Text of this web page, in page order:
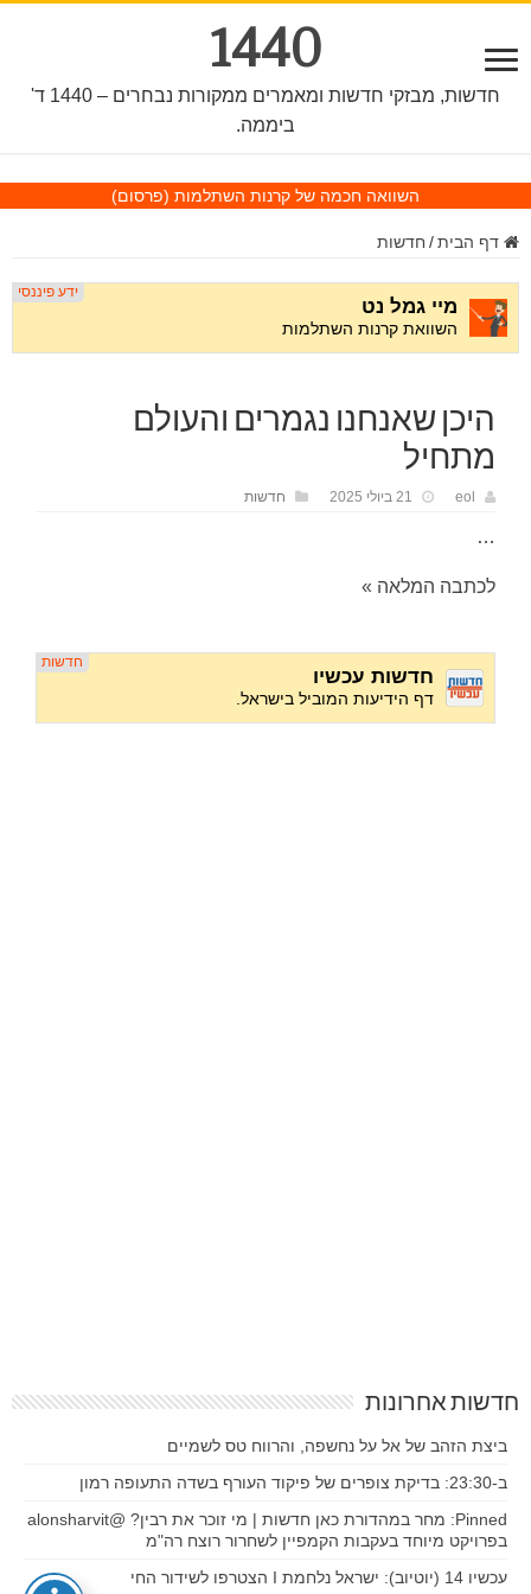
1440
חדשות, מבזקי חדשות ומאמרים ממקורות נבחרים – 1440 ד'
ביממה.
השוואה חכמה של קרנות השתלמות (פרסום)
דף הבית / חדשות
היכן שאנחנו נגמרים והעולם
מתחיל
eol 21 ביולי 2025 חדשות
…
לכתבה המלאה »
חדשות אחרונות
ביצת הזהב של אל על נחשפה, והרווח טס לשמיים
ב-23:30: בדיקת צופרים של פיקוד העורף בשדה התעופה רמון
Pinned: מחר במהדורת כאן חדשות | מי זוכר את רבין? @alonsharvit
בפרויקט מיוחד בעקבות הקמפיין לשחרור רוצח רה"מ
עכשיו 14 (יוטיוב): ישראל נלחמת I הצטרפו לשידור החי